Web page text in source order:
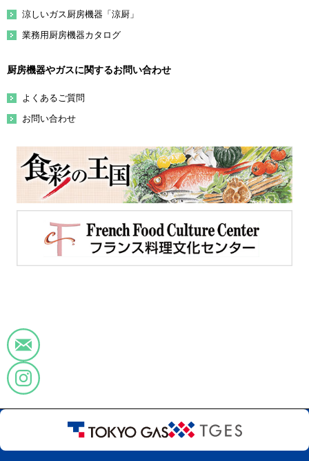
涼しいガス厨房機器「涼厨」
業務用厨房機器カタログ
厨房機器やガスに関するお問い合わせ
よくあるご質問
お問い合わせ